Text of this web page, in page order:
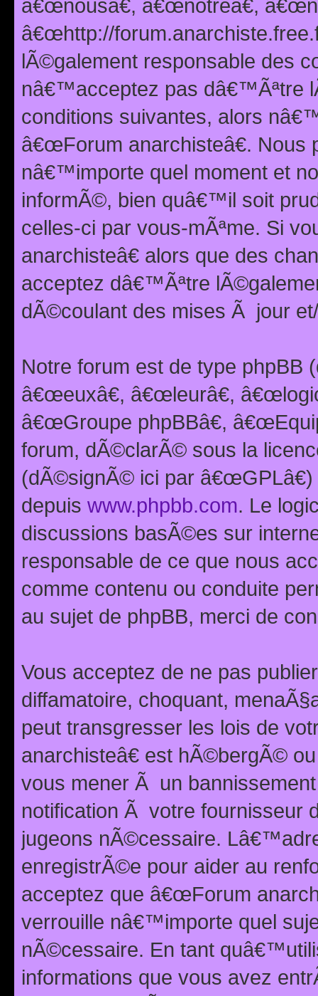
â€œnousâ€, â€œnotreâ€,
â€œhttp://
lÃ©galement responsable des
nâ€™acceptez pas dâ€™Ãªtre
conditions suivantes, alors
â€œForum anarchisteâ€.
nâ€™importe quel moment et
informÃ©, bien quâ€™il soit
celles-ci par vous-mÃªme. Si
anarchisteâ€ alors que des
acceptez dâ€™Ãªtre
dÃ©coulant des mises Ã jour
Notre forum est de type phpBB
â€œeuxâ€, â€œleurâ€,
â€œGroupe phpBBâ€,
forum, dÃ©clarÃ© sous la
(dÃ©signÃ© ici par
depuis www.phpbb.com. Le
discussions basÃ©es sur
responsable de ce que nous
comme contenu ou conduite
au sujet de phpBB, merci de
Vous acceptez de ne pas
diffamatoire, choquant,
peut transgresser les lois de
anarchisteâ€ est hÃ©bergÃ©
vous mener Ã un
notification Ã votre fournisseur
jugeons nÃ©cessaire.
enregistrÃ©e pour aider au
acceptez que â€œForum
verrouille nâ€™importe quel
nÃ©cessaire. En tant
informations que vous avez